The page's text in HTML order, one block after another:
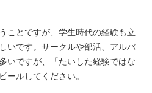
ことですが、学生時代の経験も立
いです。サークルや部活、アルバ
いですが、「たいした経験ではな
ールしてください。